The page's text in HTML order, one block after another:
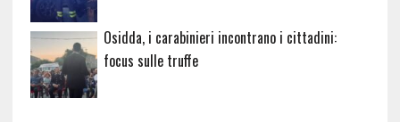
Osidda, i carabinieri incontrano i cittadini:
focus sulle truffe